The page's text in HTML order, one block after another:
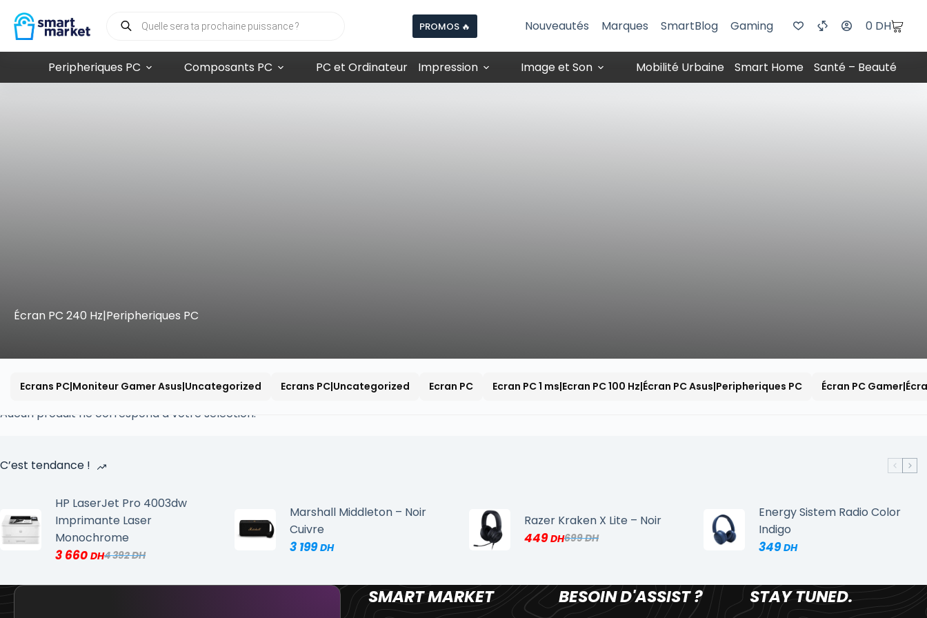
PROMOS 🔥 Nouveautés Marques SmartBlog Gaming 0 DH
Peripheriques PC Composants PC PC et Ordinateur Impression Image et Son Mobilité Urbaine Smart Home Santé – Beauté
Écran PC 240 Hz|Peripheriques PC
Ecrans PC|Moniteur Gamer Asus|Uncategorized Ecrans PC|Uncategorized Ecran PC Ecran PC 1 ms|Ecran PC 100 Hz|Écran PC Asus|Peripheriques PC Écran PC
Aucun produit ne correspond à votre sélection.
C’est tendance !
HP LaserJet Pro 4003dw
Imprimante Laser
Monochrome
4 392
3 660
Marshall Middleton – Noir
Cuivre
3 199
Razer Kraken X Lite – Noir
699
449
Energy Sistem Radio Color
Indigo
349
SMART MARKET BESOIN D'ASSIST ? STAY TUNED.